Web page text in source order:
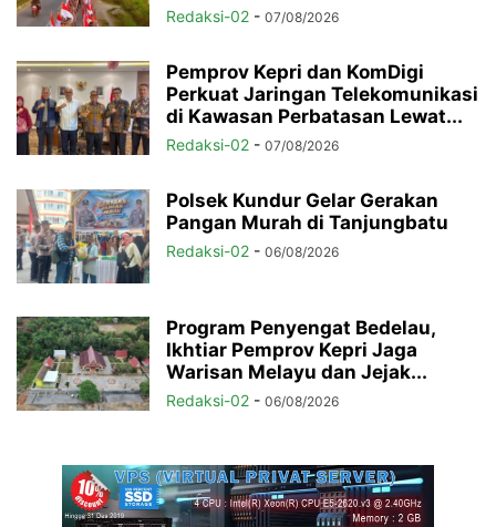
Redaksi-02 - 07/08/2026
Pemprov Kepri dan KomDigi
Perkuat Jaringan Telekomunikasi
di Kawasan Perbatasan Lewat...
Redaksi-02 - 07/08/2026
Polsek Kundur Gelar Gerakan
Pangan Murah di Tanjungbatu
Redaksi-02 - 06/08/2026
Program Penyengat Bedelau,
Ikhtiar Pemprov Kepri Jaga
Warisan Melayu dan Jejak...
Redaksi-02 - 06/08/2026